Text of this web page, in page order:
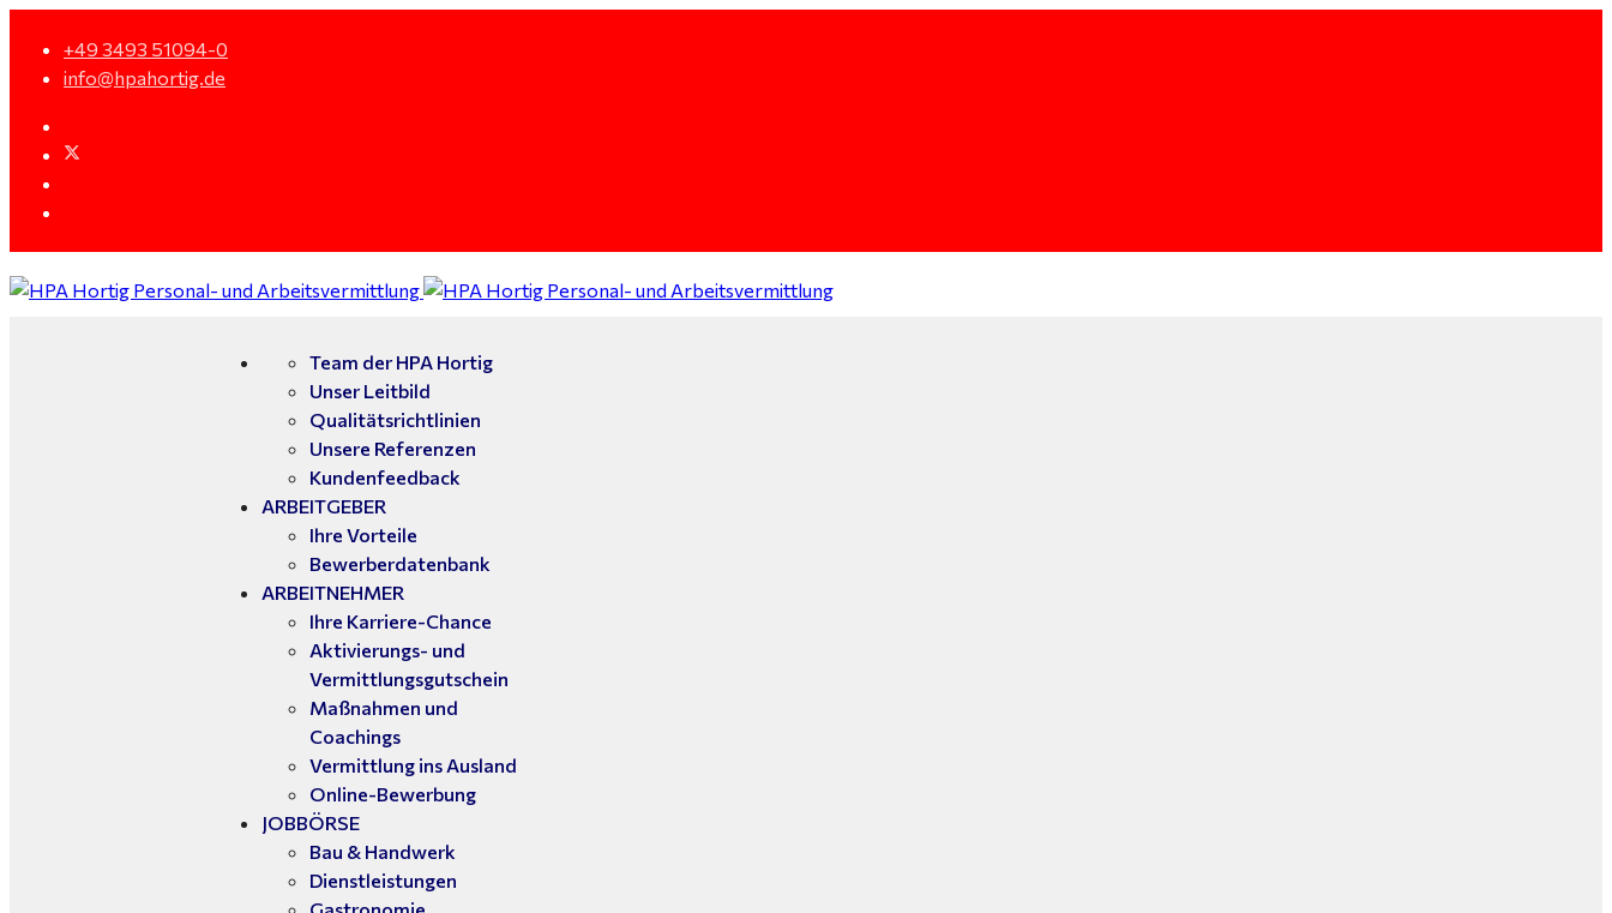
+49 3493 51094-0
info@hpahortig.de
Team der HPA Hortig
Unser Leitbild
Qualitätsrichtlinien
Unsere Referenzen
Kundenfeedback
ARBEITGEBER
Ihre Vorteile
Bewerberdatenbank
ARBEITNEHMER
Ihre Karriere-Chance
Aktivierungs- und
Vermittlungsgutschein
Maßnahmen und
Coachings
Vermittlung ins Ausland
Online-Bewerbung
JOBBÖRSE
Bau & Handwerk
Dienstleistungen